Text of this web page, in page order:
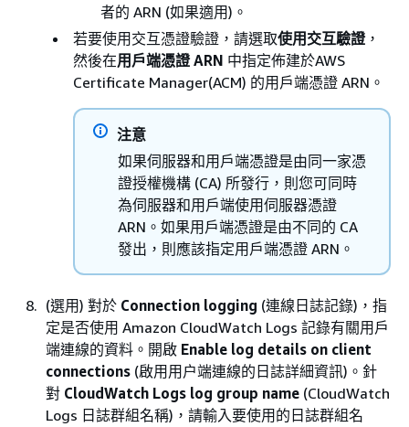
者的 ARN (如果適用)。
若要使用交互憑證驗證，請選取使用交互驗證 ，
然後在用戶端憑證 ARN 中指定佈建於AWS
Certificate Manager(ACM) 的用戶端憑證 ARN。
注意
如果伺服器和用戶端憑證是由同一家憑
證授權機構 (CA) 所發行，則您可同時
為伺服器和用戶端使用伺服器憑證
ARN。如果用戶端憑證是由不同的 CA
發出，則應該指定用戶端憑證 ARN。
(選用) 對於 Connection logging (連線日誌記錄)，指
定是否使用 Amazon CloudWatch Logs 記錄有關用戶
端連線的資料。開啟 Enable log details on client
connections (啟用用户端連線的日誌詳細資訊)。針
對 CloudWatch Logs log group name (CloudWatch
Logs 日誌群組名稱)，請輸入要使用的日誌群組名